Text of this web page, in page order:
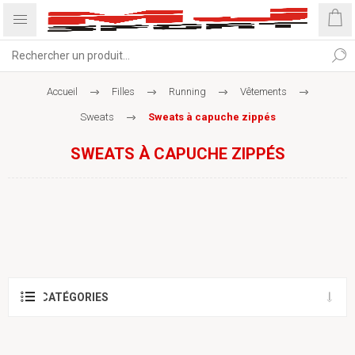
Accueil Filles Running Vêtements
Sweats Sweats à capuche zippés
SWEATS À CAPUCHE ZIPPÉS
CATÉGORIES